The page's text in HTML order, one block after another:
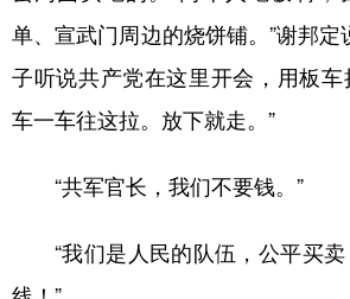
单、宣武门周边的烧饼铺。”谢邦定
子听说共产党在这里开会，用板车
车一车往这拉。放下就走。”
“共军官长，我们不要钱。”
“我们是人民的队伍，公平买卖